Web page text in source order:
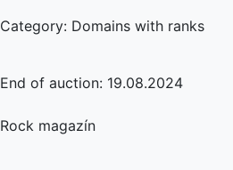
Category: Domains with ranks
End of auction: 19.08.2024
Rock magazín